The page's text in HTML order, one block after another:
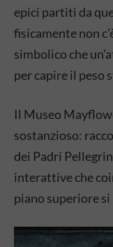
epici partiti da
fisicamente non
simbolico che
per capire il peso
Il Museo
sostanzioso:
dei Padri
interattive che
piano superiore